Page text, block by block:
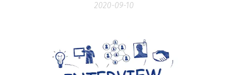
2020-09-10